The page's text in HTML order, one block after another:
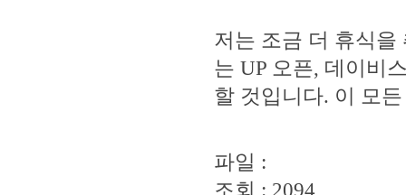
저는 조금 더 휴식을
는 UP 오픈, 데이비
할 것입니다. 이 모
파일 :
조회 : 2094